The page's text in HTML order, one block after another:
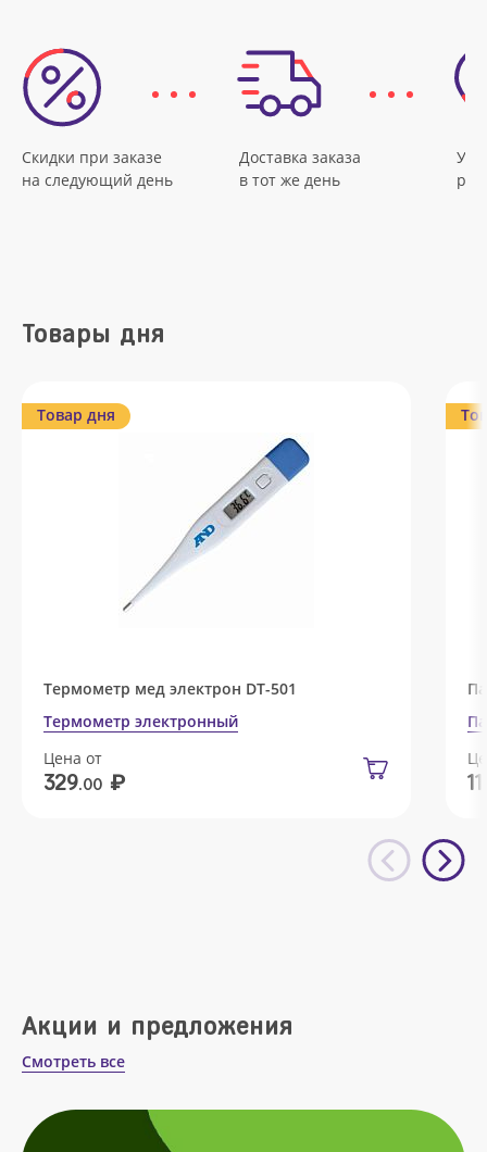
Скидки при заказе
на следующий день
Доставка заказа
в тот же день
Товары дня
Товар дня
Термометр мед электрон DT-501
Термометр электронный
Цена от
329.00 ₽ 11
Акции и предложения
Смотреть все